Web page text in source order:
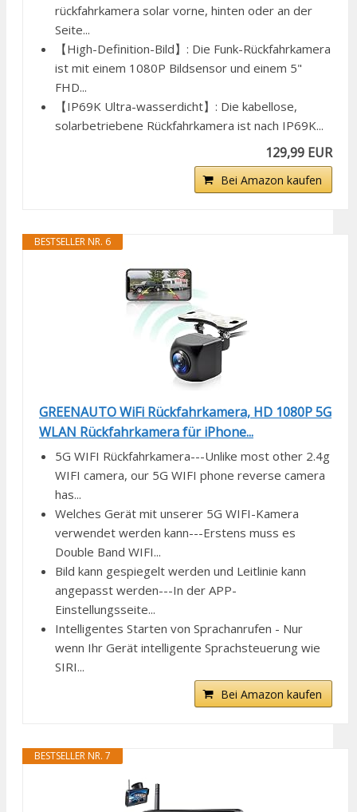
rückfahrkamera solar vorne, hinten oder an der
Seite...
【High-Definition-Bild】: Die Funk-Rückfahrkamera
ist mit einem 1080P Bildsensor und einem 5"
FHD...
【IP69K Ultra-wasserdicht】: Die kabellose,
solarbetriebene Rückfahrkamera ist nach IP69K...
129,99 EUR
Bei Amazon kaufen
BESTSELLER NR. 6
GREENAUTO WiFi Rückfahrkamera, HD 1080P 5G
WLAN Rückfahrkamera für iPhone...
5G WIFI Rückfahrkamera---Unlike most other 2.4g
WIFI camera, our 5G WIFI phone reverse camera
has...
Welches Gerät mit unserer 5G WIFI-Kamera
verwendet werden kann---Erstens muss es
Double Band WIFI...
Bild kann gespiegelt werden und Leitlinie kann
angepasst werden---In der APP-
Einstellungsseite...
Intelligentes Starten von Sprachanrufen - Nur
wenn Ihr Gerät intelligente Sprachsteuerung wie
SIRI...
Bei Amazon kaufen
BESTSELLER NR. 7